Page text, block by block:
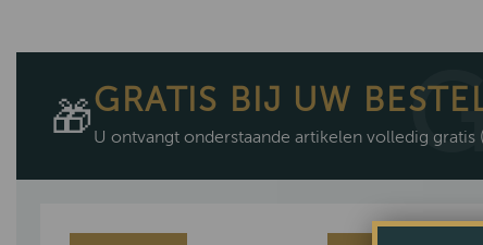
🎁GRATIS BIJ UW
U ontvangt onderstaande artikelen volledig gratis